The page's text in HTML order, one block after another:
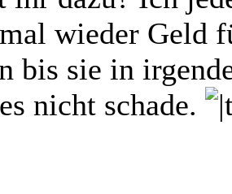
wieder Geld
bis sie in
nicht schade.